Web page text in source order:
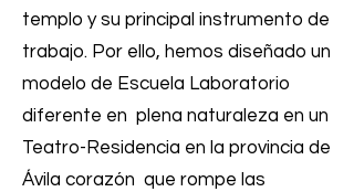
templo y su principal instrumento de
trabajo. Por ello, hemos diseñado un
modelo de Escuela Laboratorio
diferente en plena naturaleza en un
Teatro-Residencia en la provincia de
Ávila corazón que rompe las